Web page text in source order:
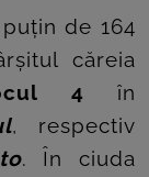
de 164
căreia
4 în
, respectiv
. În ciuda